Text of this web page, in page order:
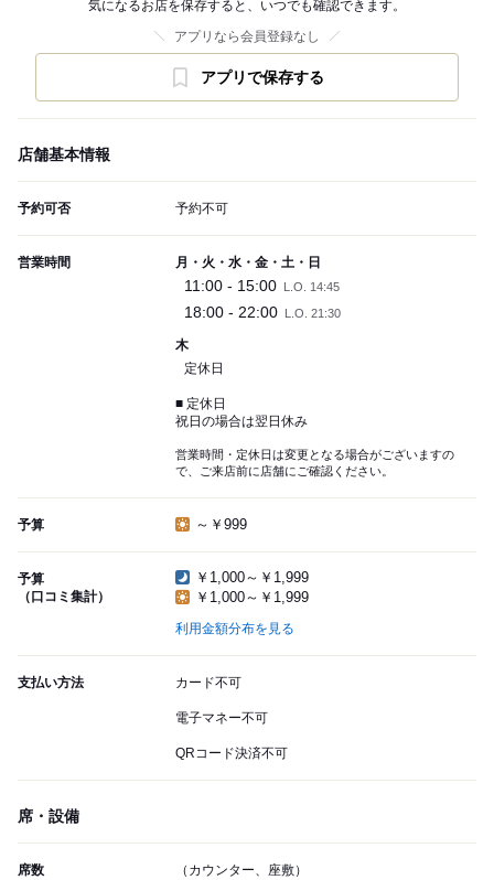
気になるお店を保存すると、いつでも確認できます。
アプリなら会員登録なし
アプリで保存する
店舗基本情報
予約可否 予約不可
営業時間 月・火・水・金・土・日
11:00 - 15:00 L.O. 14:45
18:00 - 22:00 L.O. 21:30
木
定休日
■ 定休日
祝日の場合は翌日休み
営業時間・定休日は変更となる場合がございますの
で、ご来店前に店舗にご確認ください。
予算 ～￥999
予算
（口コミ集計）
￥1,000～￥1,999
￥1,000～￥1,999
利用金額分布を見る
支払い方法 カード不可
電子マネー不可
QRコード決済不可
席・設備
席数 （カウンター、座敷）